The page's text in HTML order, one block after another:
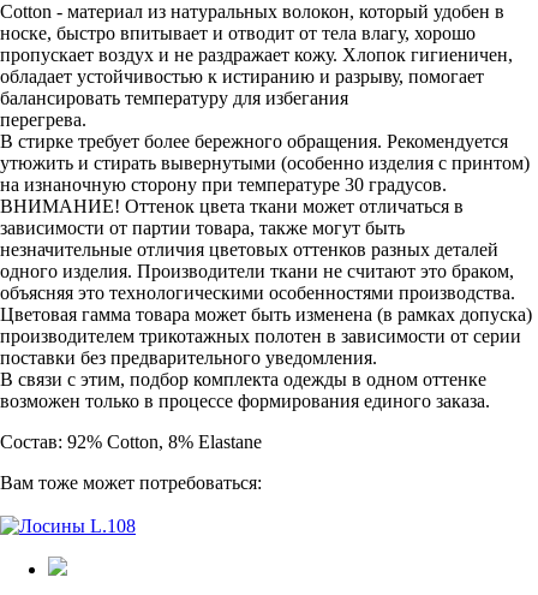
Cotton - материал из натуральных волокон, который удобен в
носке, быстро впитывает и отводит от тела влагу, хорошо
пропускает воздух и не раздражает кожу. Хлопок гигиеничен,
обладает устойчивостью к истиранию и разрыву, помогает
балансировать температуру для избегания
перегрева.
В стирке требует более бережного обращения. Рекомендуется
утюжить и стирать вывернутыми (особенно изделия с принтом)
на изнаночную сторону при температуре 30 градусов.
ВНИМАНИЕ! Оттенок цвета ткани может отличаться в
зависимости от партии товара, также могут быть
незначительные отличия цветовых оттенков разных деталей
одного изделия. Производители ткани не считают это браком,
объясняя это технологическими особенностями производства.
Цветовая гамма товара может быть изменена (в рамках допуска)
производителем трикотажных полотен в зависимости от серии
поставки без предварительного уведомления.
В связи с этим, подбор комплекта одежды в одном оттенке
возможен только в процессе формирования единого заказа.
Состав: 92% Cotton, 8% Elastane
Вам тоже может потребоваться: